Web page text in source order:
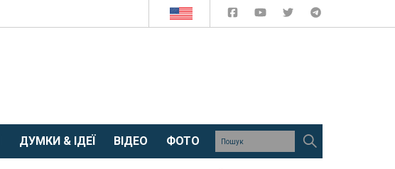
ДУМКИ & ІДЕЇ ВІДЕО ФОТО